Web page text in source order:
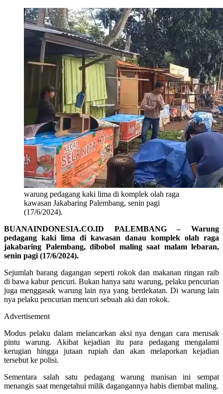
warung pedagang kaki lima di komplek olah raga
kawasan Jakabaring Palembang, senin pagi
(17/6/2024).
BUANAINDONESIA.CO.ID PALEMBANG – Warung
pedagang kaki lima di kawasan danau komplek olah raga
jakabaring Palembang, dibobol maling saat malam lebaran,
senin pagi (17/6/2024).
Sejumlah barang dagangan seperti rokok dan makanan ringan raib
di bawa kabur pencuri. Bukan hanya satu warung, pelaku pencurian
juga menggasak warung lain nya yang berdekatan. Di warung lain
nya pelaku pencurian mencuri sebuah aki dan rokok.
Advertisement
Modus pelaku dalam melancarkan aksi nya dengan cara merusak
pintu warung. Akibat kejadian itu para pedagang mengalami
kerugian hingga jutaan rupiah dan akan melaporkan kejadian
tersebut ke polisi.
Sementara salah satu pedagang warung manisan ini sempat
menangis saat mengetahui milik dagangannya habis diembat maling.